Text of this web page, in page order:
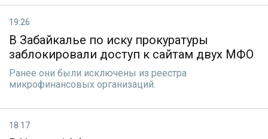
19:26
В Забайкалье по иску прокуратуры
заблокировали доступ к сайтам двух МФО
Ранее они были исключены из реестра
микрофинансовых организаций.
18:17